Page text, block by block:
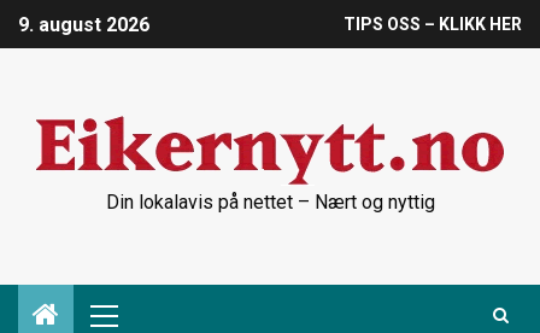
9. august 2026 TIPS OSS – KLIKK HER
Din lokalavis på nettet – Nært og nyttig